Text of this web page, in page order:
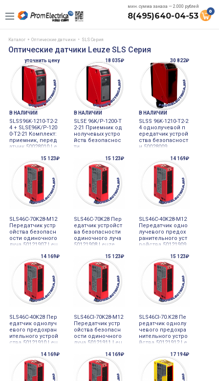
мин. сумма заказа — 2.000 рублей
8(495)640-04-53 0
Каталог Оптические датчики SLS Серия
Оптические датчики Leuze SLS Серия
уточнить цену
В НАЛИЧИИ
SLSS96K-1210-T2-2
4 + SLSE96K/P-120
0-T2-21 Комплект:
приемник, перед
атчик 50028010 Le
18 035₽
В НАЛИЧИИ
SLSE 96K/P-1200-T
2-21 Приемник од
нолучевых устро
йств безопаснос
ти
30 822₽
В НАЛИЧИИ
SLSS 96K-1210-T2-2
4 однолучевой п
ередатчик устрой
ства безопасност
и 50028009
15 123₽
SLS46C-70K28-M12
Передатчик устр
ойства безопасн
ости одиночного
луча 50121907 Leu
15 123₽
SLS46C-70K28 Пер
едатчик устройст
ва безопасности
одиночного луча
50121908 Leuze
14 169₽
SLS46C-40K28-M12
Передатчик одно
лучевого предох
ранительного уст
ройства 50121909
14 169₽
SLS46C-40K28 Пер
едатчик однолуч
евого предохран
ительного устрой
ства 50121910 Leu
15 123₽
SLS46CI-70K28-M12
Передатчик устр
ойства безопасн
ости одиночного
луча 50121911 Leu
15 123₽
SLS46CI-70.K28 Пе
редатчик однолу
чевого предохра
нительного устро
йства 50121912 Le
14 169₽ 14 169₽ 17 194₽